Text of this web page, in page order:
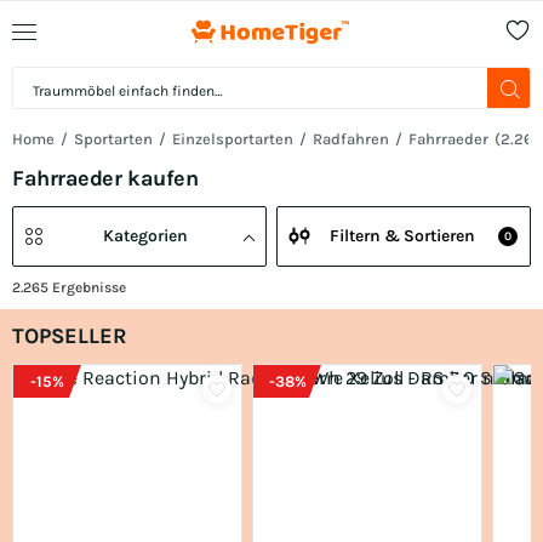
Home Sportarten Einzelsportarten Radfahren Fahrraeder (2.265
Fahrraeder kaufen
Filtern & Sortieren 0
Kategorien
2.265 Ergebnisse
TOPSELLER
-15% -38%